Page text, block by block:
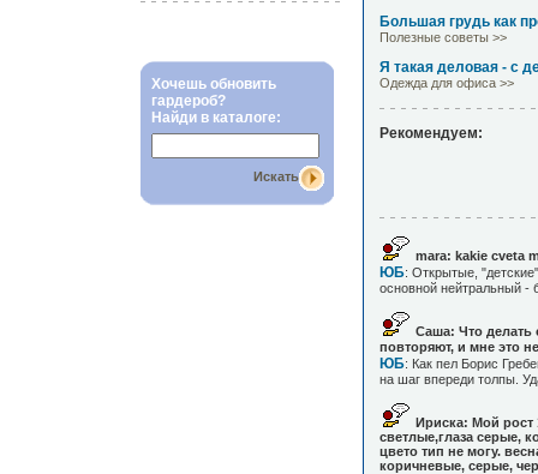
Хочешь обновить
гардероб?
Найди в каталоге:
Искать
Большая грудь как
Полезные советы >>
Я такая деловая - с
Одежда для офиса >>
Рекомендуем:
mara: kakie cveta
ЮБ: Открытые,
основной нейтральный -
Саша: Что делать
повторяют, и мне это
ЮБ: Как пел Борис
на шаг впереди толпы.
Ириска: Мой рост
светлые,глаза серые,
цвето тип не могу.
коричневые, серые,